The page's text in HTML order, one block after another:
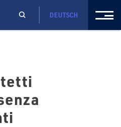
DEUTSCH
tetti